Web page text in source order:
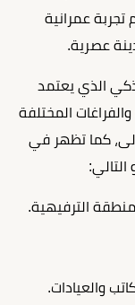
عمرانية
عصرية.
الذي يعتمد
المختلفة
كما تظهر في
التالي:
الترفيهية.
والعيادات.